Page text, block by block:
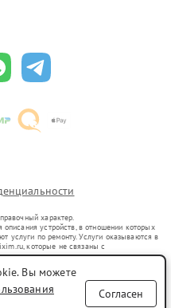
характер.
устройств, в отношении которых
услуги по ремонту. Услуги оказываются в
которые не связаны с
представителями.
в гражданский оборот в соответствии
индивидуализации услуг или введения
о предоставляемых услугах по
Вы можете
Согласен